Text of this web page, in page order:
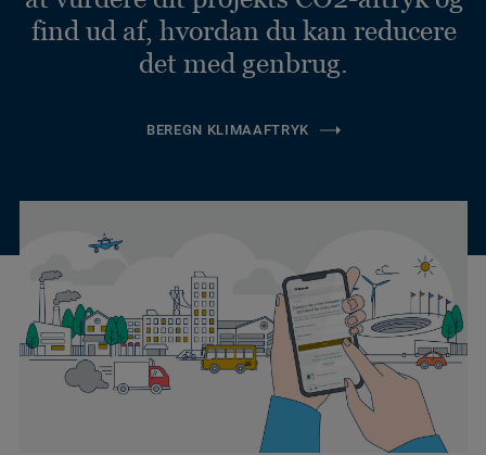
find ud af, hvordan du kan reducere
det med genbrug.
BEREGN KLIMAAFTRYK